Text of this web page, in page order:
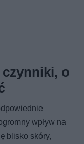
o
wpływ na
blisko skóry,